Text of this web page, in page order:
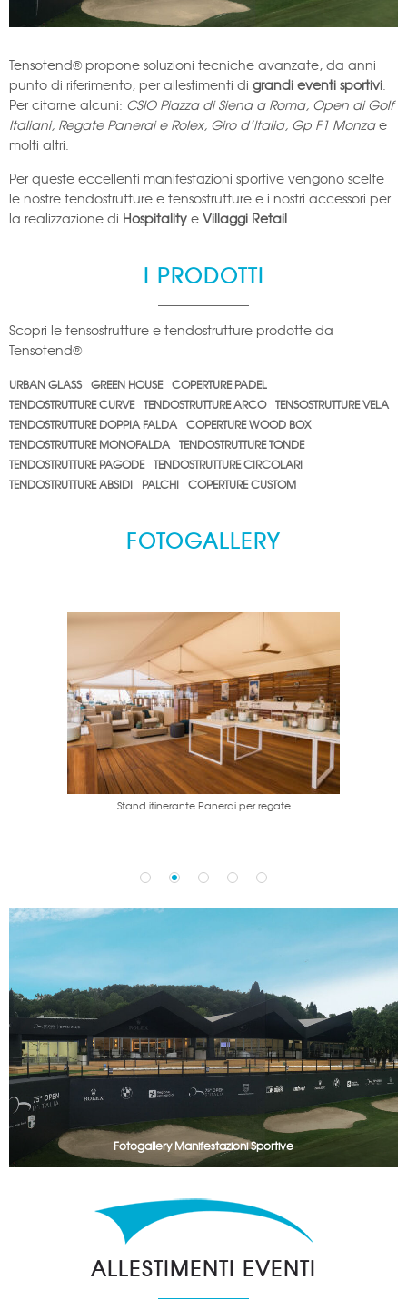
Tensotend® propone soluzioni tecniche avanzate, da anni
punto di riferimento, per allestimenti di grandi eventi sportivi
Per citarne alcuni: CSIO Piazza di Siena a Roma, Open di Golf
Italiani, Regate Panerai e Rolex, Giro d’Italia, Gp F1 Monzae
molti altri.
Per queste eccellenti manifestazioni sportive vengono scelte
le nostre tendostrutture e tensostrutture e i nostri accessori per
la realizzazione di Hospitality e Villaggi Retail
I PRODOTTI
Scopri le tensostrutture e tendostrutture prodotte da
Tensotend®
URBAN GLASS GREEN HOUSE COPERTURE PADEL
TENDOSTRUTTURE CURVE TENDOSTRUTTURE ARCO TENSOSTRUTTURE VELA
TENDOSTRUTTURE DOPPIA FALDA COPERTURE WOOD BOX
TENDOSTRUTTURE MONOFALDA TENDOSTRUTTURE TONDE
TENDOSTRUTTURE PAGODE TENDOSTRUTTURE CIRCOLARI
TENDOSTRUTTURE ABSIDI
PALCHI COPERTURE CUSTOM
FOTOGALLERY
Stand itinerante Panerai per regate
Fotogallery Manifestazioni Sportive
ALLESTIMENTI EVENTI